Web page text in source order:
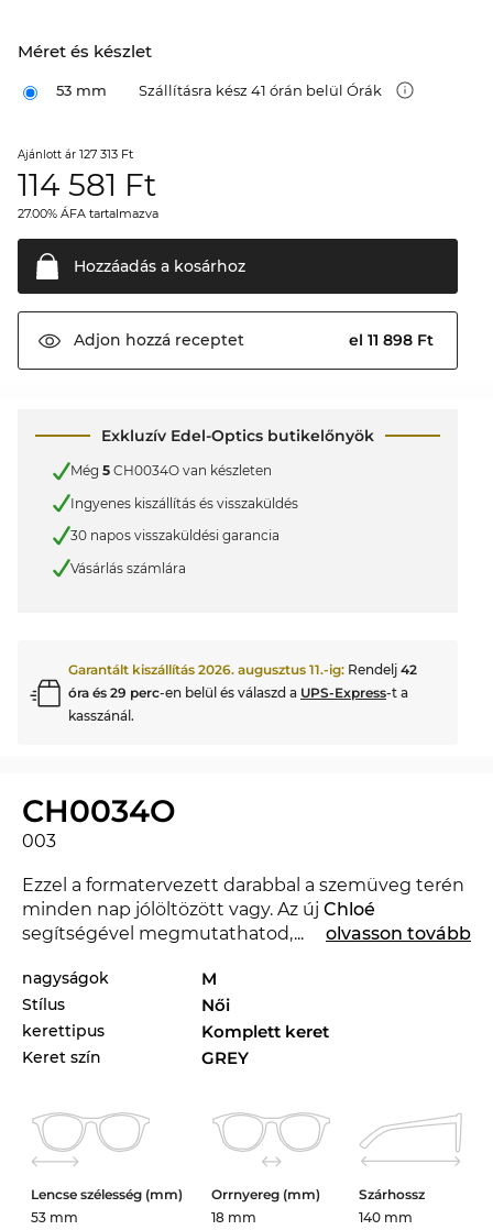
Méret és készlet
53 mm Szállításra kész 41 órán belül Órák
Ajánlott ár 127 313 Ft
114 581 Ft
27.00% ÁFA tartalmazva
Hozzáadás a kosárhoz
Adjon hozzá receptet el 11 898 Ft
Exkluzív Edel-Optics butikelőnyök
Még 5 CH0034O van készleten
Ingyenes kiszállítás és visszaküldés
30 napos visszaküldési garancia
Vásárlás számlára
Garantált kiszállítás 2026. augusztus 11.-ig: Rendelj 42
óra és 29 perc-en belül és válaszd a UPS-Express-t a
kasszánál.
CH0034O
003
Ezzel a formatervezett darabbal a szemüveg terén
minden nap jólöltözött vagy. Az új Chloé
segítségével megmutathatod, hogy haladsz a
meghatározó a 2024. év divatjára nézve. A
CH0034O az Edel-Optics online boltban más
stílusokban is kapható a Chloé 2023. és 2024. évi
kollekcióiban.
tervezték. Merész design és kifejező erő
kapcsolódik a klasszikus csinossághoz.A
kölcsönöz, amik így markánsabbnak tűnnek.
Hangsúlyt ad a viselője megjelenésének, és rá
... olvasson tovább
nagyságok M
Stílus Női
kerettipus Komplett keret
Keret szín GREY
Lencse szélesség (mm)
53 mm
Orrnyereg (mm)
18 mm
Szárhossz
140 mm